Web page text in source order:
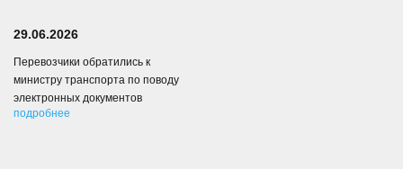
29.06.2026
Перевозчики обратились к
министру транспорта по поводу
электронных документов
подробнее